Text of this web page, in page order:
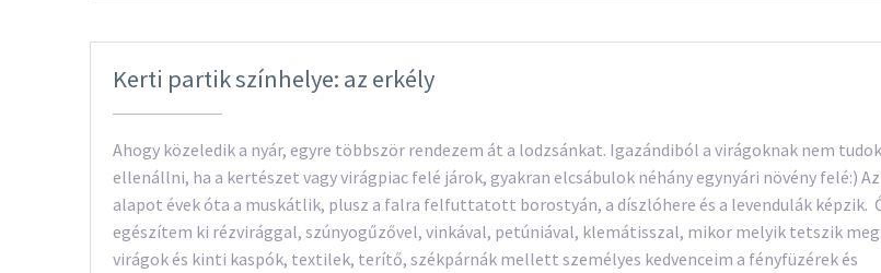
Kerti partik színhelye: az erkély
Ahogy közeledik a nyár, egyre többször rendezem át a lodzsánkat. Igazándiból a virágoknak nem tudok
ellenállni, ha a kertészet vagy virágpiac felé járok, gyakran elcsábulok néhány egynyári növény felé:) Az
alapot évek óta a muskátlik, plusz a falra felfuttatott borostyán, a díszlóhere és a levendulák képzik.
egészítem ki rézvirággal, szúnyogűzővel, vinkával, petúniával, klemátisszal, mikor melyik tetszik
virágok és kinti kaspók, textilek, terítő, székpárnák mellett személyes kedvenceim a fényfüzérek és